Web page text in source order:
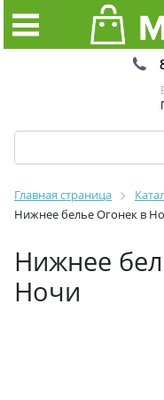
Главная страница
Нижнее белье Огонек в
Нижнее
Ночи